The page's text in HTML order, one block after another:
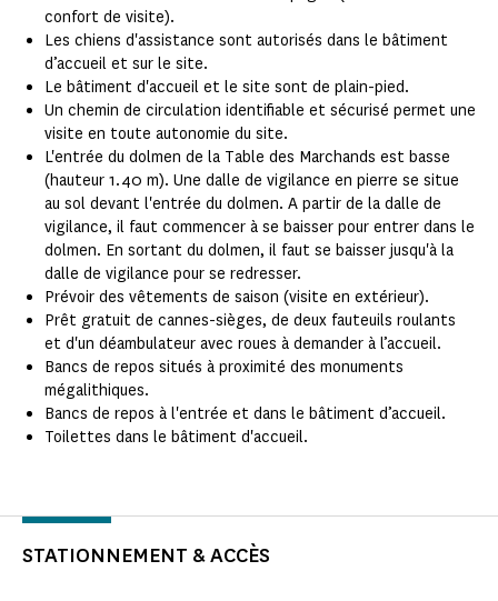
confort de visite).
Les chiens d'assistance sont autorisés dans le bâtiment
d’accueil et sur le site.
Le bâtiment d'accueil et le site sont de plain-pied.
Un chemin de circulation identifiable et sécurisé permet une
visite en toute autonomie du site.
L'entrée du dolmen de la Table des Marchands est basse
(hauteur 1.40 m). Une dalle de vigilance en pierre se situe
au sol devant l'entrée du dolmen. A partir de la dalle de
vigilance, il faut commencer à se baisser pour entrer dans le
dolmen. En sortant du dolmen, il faut se baisser jusqu'à la
dalle de vigilance pour se redresser.
Prévoir des vêtements de saison (visite en extérieur).
Prêt gratuit de cannes-sièges, de deux fauteuils roulants
et d'un déambulateur avec roues à demander à l’accueil.
Bancs de repos situés à proximité des monuments
mégalithiques.
Bancs de repos à l'entrée et dans le bâtiment d’accueil.
Toilettes dans le bâtiment d'accueil.
STATIONNEMENT & ACCÈS